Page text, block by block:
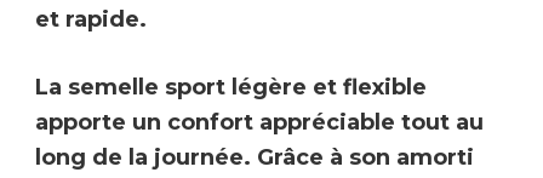
et rapide.
La semelle sport légère et flexible
apporte un confort appréciable tout au
long de la journée. Grâce à son amorti